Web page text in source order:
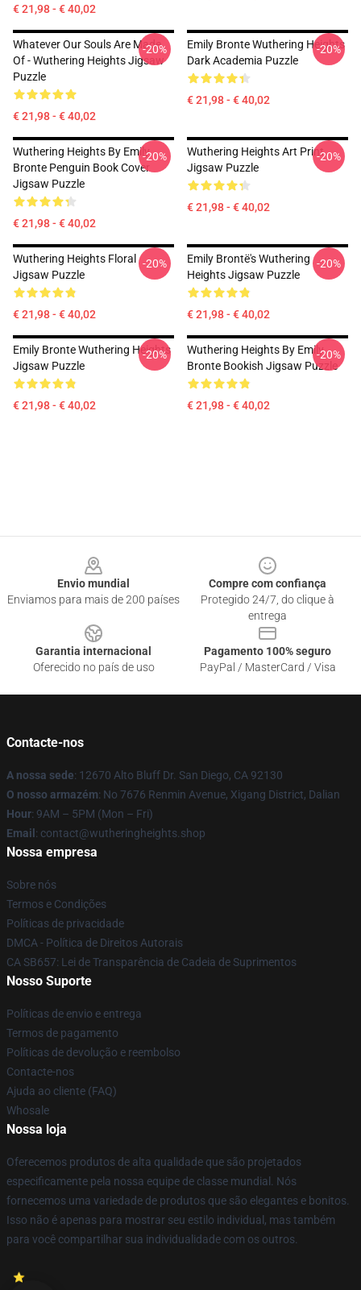
€ 21,98 - € 40,02
Whatever Our Souls Are Made
Of - Wuthering Heights Jigsaw
Puzzle
€ 21,98 - € 40,02
-20%
Emily Bronte Wuthering Heights
Dark Academia Puzzle
€ 21,98 - € 40,02
-20%
Wuthering Heights By Emily
Bronte Penguin Book Cover
Jigsaw Puzzle
€ 21,98 - € 40,02
-20%
Wuthering Heights Art Print
Jigsaw Puzzle
€ 21,98 - € 40,02
-20%
Wuthering Heights Floral
Jigsaw Puzzle
€ 21,98 - € 40,02
-20%
Emily Brontë's Wuthering
Heights Jigsaw Puzzle
€ 21,98 - € 40,02
-20%
Emily Bronte Wuthering Heights
Jigsaw Puzzle
€ 21,98 - € 40,02
-20%
Wuthering Heights By Emily
Bronte Bookish Jigsaw Puzzle
€ 21,98 - € 40,02
-20%
Envio mundial
Enviamos para mais de 200 países
Compre com confiança
Protegido 24/7, do clique à
entrega
Garantia internacional
Oferecido no país de uso
Pagamento 100% seguro
PayPal / MasterCard / Visa
Contacte-nos
A nossa sede: 12670 Alto Bluff Dr. San Diego, CA 92130
O nosso armazém: No 7676 Renmin Avenue, Xigang District, Dalian
Hour: 9AM – 5PM (Mon – Fri)
Email : contact@wutheringheights.shop
Nossa empresa
Sobre nós
Termos e Condições
Políticas de privacidade
DMCA - Política de Direitos Autorais
CA SB657: Lei de Transparência de Cadeia de Suprimentos
Nosso Suporte
Políticas de envio e entrega
Termos de pagamento
Políticas de devolução e reembolso
Contacte-nos
Ajuda ao cliente (FAQ)
Whosale
Nossa loja
Oferecemos produtos de alta qualidade que são projetados
especificamente pela nossa equipe de classe mundial. Nós
fornecemos uma variedade de produtos que são elegantes e bonitos.
Isso não é apenas para mostrar seu estilo individual, mas também
para você compartilhar sua individualidade com os outros.